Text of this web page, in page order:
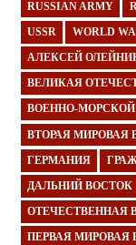
RUSSIAN ARMY
USSR WORLD
АЛЕКСЕЙ
ВЕЛИКАЯ
ВОЕННО-
ВТОРАЯ МИРОВАЯ
ГЕРМАНИЯ
ДАЛЬНИЙ ВОСТОК
ОТЕЧЕСТВЕННАЯ
ПЕРВАЯ МИРОВАЯ